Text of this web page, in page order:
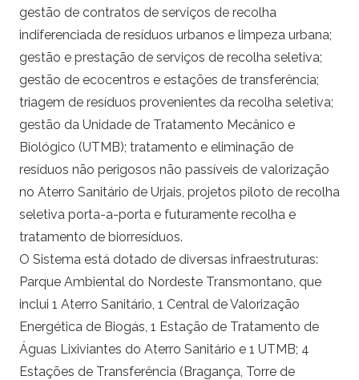
gestão de contratos de serviços de recolha
indiferenciada de resíduos urbanos e limpeza urbana;
gestão e prestação de serviços de recolha seletiva;
gestão de ecocentros e estações de transferência;
triagem de resíduos provenientes da recolha seletiva;
gestão da Unidade de Tratamento Mecânico e
Biológico (UTMB); tratamento e eliminação de
resíduos não perigosos não passíveis de valorização
no Aterro Sanitário de Urjais, projetos piloto de recolha
seletiva porta-a-porta e futuramente recolha e
tratamento de biorresíduos.
O Sistema está dotado de diversas infraestruturas:
Parque Ambiental do Nordeste Transmontano, que
inclui 1 Aterro Sanitário, 1 Central de Valorização
Energética de Biogás, 1 Estação de Tratamento de
Águas Lixiviantes do Aterro Sanitário e 1 UTMB; 4
Estações de Transferência (Bragança, Torre de